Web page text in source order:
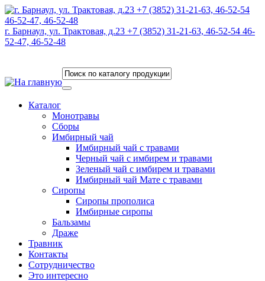
г. Барнаул, ул. Трактовая, д.23 +7 (3852) 31-21-63, 46-52-54 46-
52-47, 46-52-48
Каталог
Монотравы
Сборы
Имбирный чай
Имбирный чай с травами
Черный чай с имбирем и травами
Зеленый чай с имбирем и травами
Имбирный чай Мате с травами
Сиропы
Сиропы прополиса
Имбирные сиропы
Бальзамы
Драже
Травник
Контакты
Сотрудничество
Это интересно